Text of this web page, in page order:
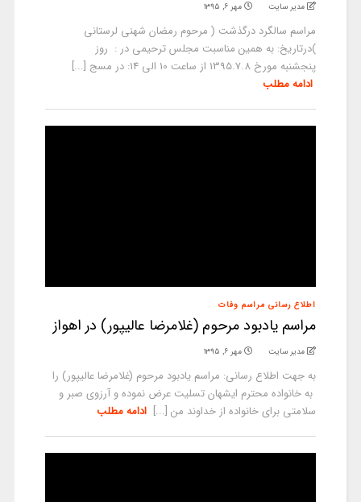
مدیر سایت مهر ۶, ۱۳۹۵
مراسم سالگرد درگذشت ( مرحوم رمضان شهنی لرستانی
)درتاریخ: به همین مناسبت مجلس ترحیمی در : روز
پنجشنبه مورخ 1395.7.8 از ساعت 10 الی 14: در مسج [...]
ادامه مطلب
اطلاع رسانی مراسم وفات
مراسم یادبود مرحوم (غلامرضا عالیپور) در اهواز
مدیر سایت مهر ۶, ۱۳۹۵
به جهت اطلاع رسانی: مراسم یادبود مرحوم (غلامرضا عالیپور) را
به خانواده محترم ایشهان تسلیت عرض نموده و آرزوی صبر و
سلامتی برای خانواده از خداوند من [...] ادامه مطلب